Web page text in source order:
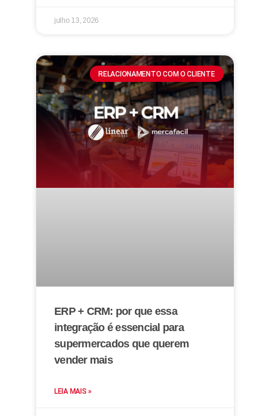
julho 13, 2026
RELACIONAMENTO COM O CLIENTE
ERP + CRM: por que essa
integração é essencial para
supermercados que querem
vender mais
LEIA MAIS »